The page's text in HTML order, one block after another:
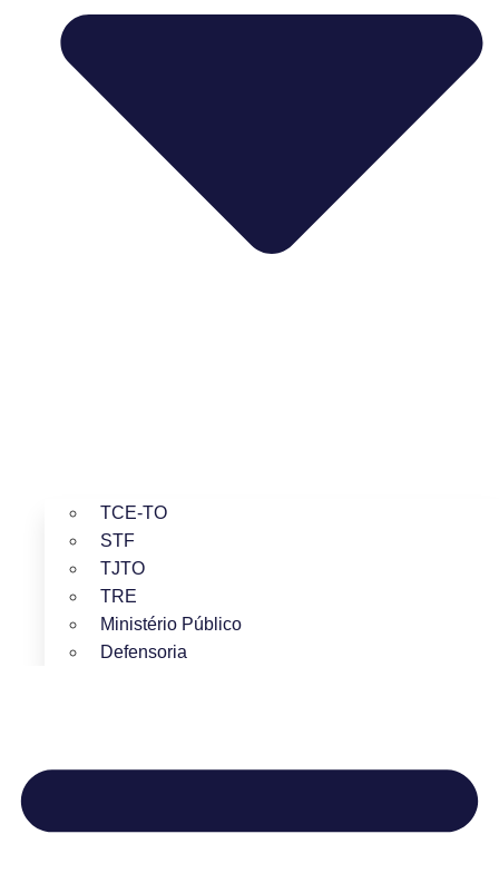
TCE-TO
STF
TJTO
TRE
Ministério Público
Defensoria